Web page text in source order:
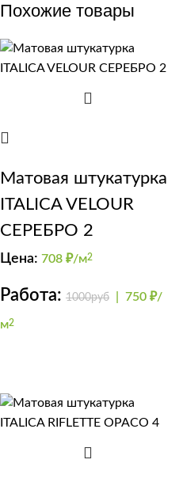
Похожие товары
Матовая штукатурка
ITALICA VELOUR
СЕРЕБРО 2
Цена: 708 ₽/м2
Работа: 1000руб 750 ₽/
м2